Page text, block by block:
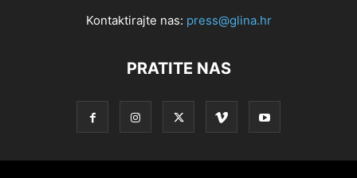
Kontaktirajte nas: press@glina.hr
PRATITE NAS